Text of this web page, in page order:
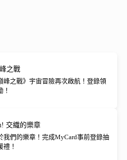
之戰
峰之戰》宇宙冒險再次啟航！登錄領
！
交織的樂章
我們的樂章！完成MyCard事前登錄抽
禮！